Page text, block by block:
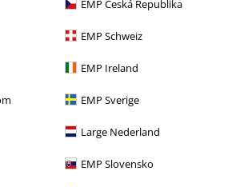
EMP Česká Republika
EMP Schweiz
EMP Ireland
EMP Sverige
Large Nederland
EMP Slovensko
Luvjackor